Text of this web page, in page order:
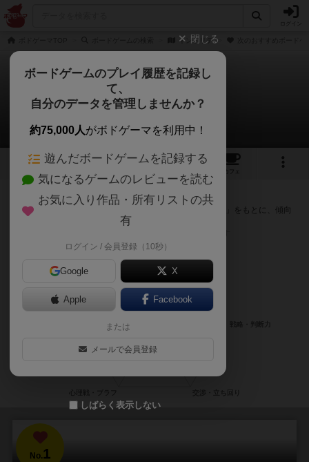
ネンドリテ
ネンドリテ
次のおすすめボードゲーム
1
カフェ
『ネンドリテ』が好きな方へのおすすめ
このゲームのトップページで投票された「プレイ感の評価」をもとに、傾向
が近いボードゲームをランキング形式で紹介します。
No.1
閉じる
ボードゲームのプレイ履歴を記録し
て、
自分のデータを管理しませんか？
約75,000人がボドゲーマを利用中！
遊んだボードゲームを記録する
気になるゲームのレビューを読む
お気に入り作品・所有リストの共
有
ログイン / 会員登録（10秒）
Google X
Apple Facebook
または
メールで会員登録
しばらく表示しない